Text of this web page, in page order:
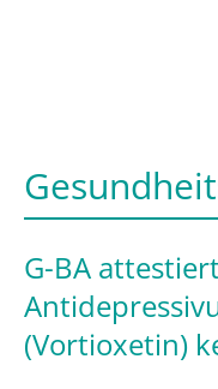
G-BA
(Vortioxetin)